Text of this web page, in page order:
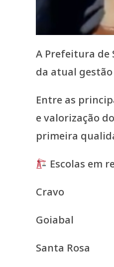
A Prefeitura de
da atual
Entre as
e valorização
primeira
Escolas em
Cravo
Goiabal
Santa Rosa